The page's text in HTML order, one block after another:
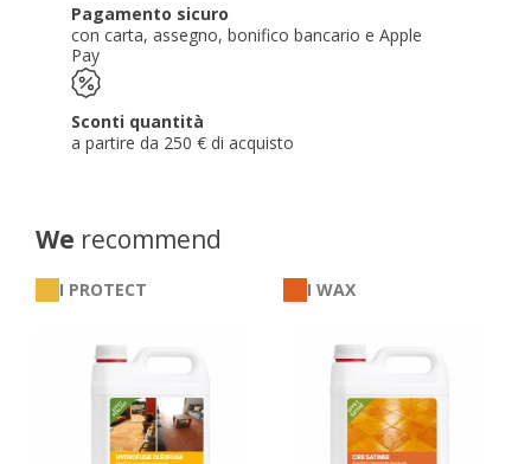
Pagamento sicuro
con carta, assegno, bonifico bancario e Apple
Pay
Sconti quantità
a partire da 250 € di acquisto
We recommend
I PROTECT I WAX